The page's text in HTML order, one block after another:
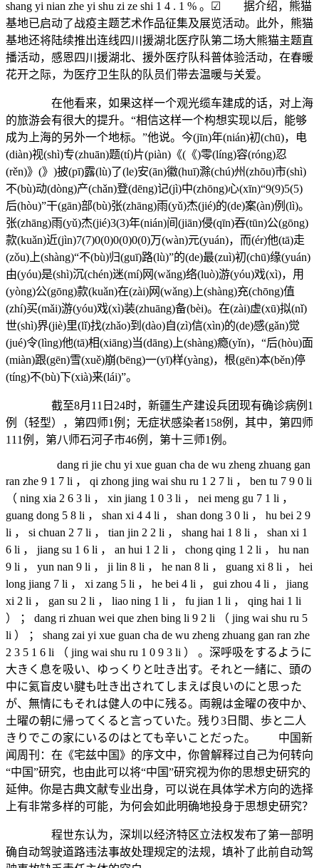
shang yi nian zhe yi shu zi ze shi 1 4 . 1 % 。☑ 据介绍，熊猫
基地已启动了战疫主题艺术作品征集及展览活动。此外，熊猫
基地还将陆续推出连线四川援湖北医疗队第二场大熊猫主题直
播活动，感恩四川援湖北、援外医疗队科普体验活动，在春暖
花开之际，为医疗卫生队的队员们带去温暖与关爱。
在他看来，如果这样一个观光缆车建成的话，对上海
的旅游会有很大的提升。“相信这样一个构想实现以后，能够
成为上海的另外一个地标。”他说。今(jīn)年(nián)初(chū)，电
(diàn)视(shì)专(zhuān)题(tí)片(piàn)《(《)零(líng)容(róng)忍
(rěn)》(》)披(pī)露(lù)了(le)安(ān)徽(huī)滁(chú)州(zhōu)市(shì)
不(bù)动(dòng)产(chǎn)登(dēng)记(jì)中(zhōng)心(xīn)“9(9)5(5)
后(hòu)”干(gān)部(bù)张(zhāng)雨(yǔ)杰(jié)的(de)案(àn)例(lì)。
张(zhāng)雨(yǔ)杰(jié)3(3)年(nián)间(jiān)侵(qīn)吞(tūn)公(gōng)
款(kuǎn)近(jìn)7(7)0(0)0(0)0(0)万(wàn)元(yuán)，而(ér)他(tā)走
(zǒu)上(shàng)“不(bù)归(guī)路(lù)”的(de)最(zuì)初(chū)缘(yuán)
由(yóu)是(shì)沉(chén)迷(mí)网(wǎng)络(luò)游(yóu)戏(xì)，用
(yòng)公(gōng)款(kuǎn)在(zài)网(wǎng)上(shàng)充(chōng)值
(zhí)买(mǎi)游(yóu)戏(xì)装(zhuāng)备(bèi)。在(zài)虚(xū)拟(nǐ)
世(shì)界(jiè)里(lǐ)找(zhǎo)到(dào)自(zì)信(xìn)的(de)感(gǎn)觉
(jué)令(lìng)他(tā)相(xiāng)当(dāng)上(shàng)瘾(yǐn)，“后(hòu)面
(miàn)跟(gēn)雪(xuě)崩(bēng)一(yī)样(yàng)，根(gēn)本(běn)停
(tíng)不(bù)下(xià)来(lái)”。
截至8月11日24时，新疆生产建设兵团现有确诊病例1
例（轻型），第四师1例；无症状感染者158例，其中，第四师
111例，第八师石河子市46例，第十三师1例。
dang ri jie chu yi xue guan cha de wu zheng zhuang gan
ran zhe 9 1 7 li ， qi zhong jing wai shu ru 1 2 7 li ， ben tu 7 9 0 li
（ ning xia 2 6 3 li ， xin jiang 1 0 3 li ， nei meng gu 7 1 li ，
guang dong 5 8 li ， shan xi 4 4 li ， shan dong 3 0 li ， hu bei 2 9
li ， si chuan 2 7 li ， tian jin 2 2 li ， shang hai 1 8 li ， shan xi 1
6 li ， jiang su 1 6 li ， an hui 1 2 li ， chong qing 1 2 li ， hu nan
9 li ， yun nan 9 li ， ji lin 8 li ， he nan 8 li ， guang xi 8 li ， hei
long jiang 7 li ， xi zang 5 li ， he bei 4 li ， gui zhou 4 li ， jiang
xi 2 li ， gan su 2 li ， liao ning 1 li ， fu jian 1 li ， qing hai 1 li
） ； dang ri zhuan wei que zhen bing li 9 2 li （ jing wai shu ru 5
li ） ； shang zai yi xue guan cha de wu zheng zhuang gan ran zhe
2 3 5 1 6 li （ jing wai shu ru 1 0 9 3 li ） 。深呼吸をするように
大きく息を吸い、ゆっくりと吐き出す。それと一緒に、頭の
中に氦盲皮い腱も吐き出されてしまえば良いのにと思った
が、無情にもそれは健人の中に残る。両親は金曜の夜中か、
土曜の朝に帰ってくると言っていた。残り3日間、歩と二人
きりでこの家にいるのはとても辛いことだった。 中国新
闻周刊：在《宅兹中国》的序文中，你曾解释过自己为何转向
“中国”研究，也由此可以将“中国”研究视为你的思想史研究的
延伸。你是古典文献专业出身，可以说在具体学术方向的选择
上有非常多样的可能，为何会如此明确地投身于思想史研究？
程世东认为，深圳以经济特区立法权发布了第一部明
确自动驾驶道路违法事故处理规定的法规，填补了此前自动驾